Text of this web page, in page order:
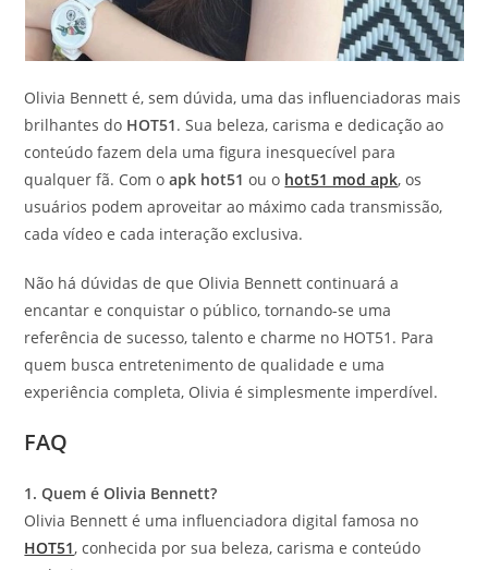
Olivia Bennett é, sem dúvida, uma das influenciadoras mais
brilhantes do HOT51. Sua beleza, carisma e dedicação ao
conteúdo fazem dela uma figura inesquecível para
qualquer fã. Com oapk hot51 ou o hot51 mod apk, os
usuários podem aproveitar ao máximo cada transmissão,
cada vídeo e cada interação exclusiva.
Não há dúvidas de que Olivia Bennett continuará a
encantar e conquistar o público, tornando-se uma
referência de sucesso, talento e charme no HOT51. Para
quem busca entretenimento de qualidade e uma
experiência completa, Olivia é simplesmente imperdível.
FAQ
1. Quem é Olivia Bennett?
Olivia Bennett é uma influenciadora digital famosa no
HOT51, conhecida por sua beleza, carisma e conteúdo